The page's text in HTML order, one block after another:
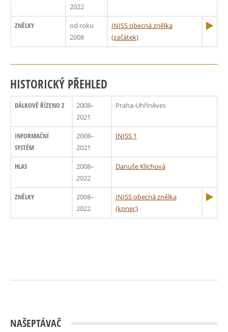
2022
ZNĚLKY
od roku
2008
INISS obecná znělka
(začátek)
HISTORICKÝ PŘEHLED
DÁLKOVĚ ŘÍZENO Z
2008–
2021
Praha-Uhříněves
INFORMAČNÍ
SYSTÉM
2008–
2021
INISS 1
HLAS
2008–
2022
Danuše Klichová
ZNĚLKY
2008–
2022
INISS obecná znělka
(konec)
NAŠEPTÁVAČ